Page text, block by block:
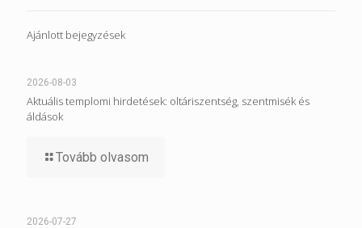
Ajánlott bejegyzések
2026-08-03
Aktuális templomi hirdetések: oltáriszentség, szentmisék és
áldások
Tovább olvasom
2026-07-27